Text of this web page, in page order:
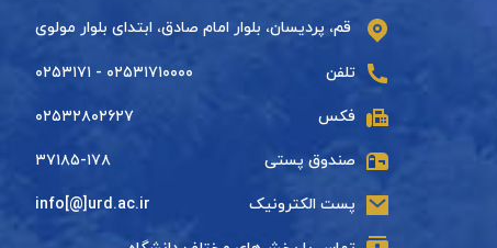
قم، پردیسان، بلوار امام صادق، ابتدای بلوار مولوی
تلفن ۰۲۵۳۱۷۱۰۰۰۰ - ۰۲۵۳۱۷۱
فکس ۰۲۵۳۲۸۰۲۶۲۷
صندوق پستی ۳۷۱۸۵-۱۷۸
پست الکترونیک info[@]urd.ac.ir